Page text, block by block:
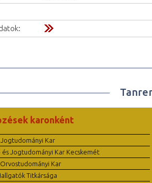
karonként
Jogtudományi Kar
és Jogtudományi Kar Kecskemét
Kar
Titkársága